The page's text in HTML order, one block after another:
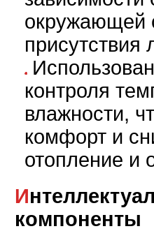
окружающей
присутствия
контроля
влажности,
комфорт и
отопление и
Интеллектуальные системы и их
компоненты